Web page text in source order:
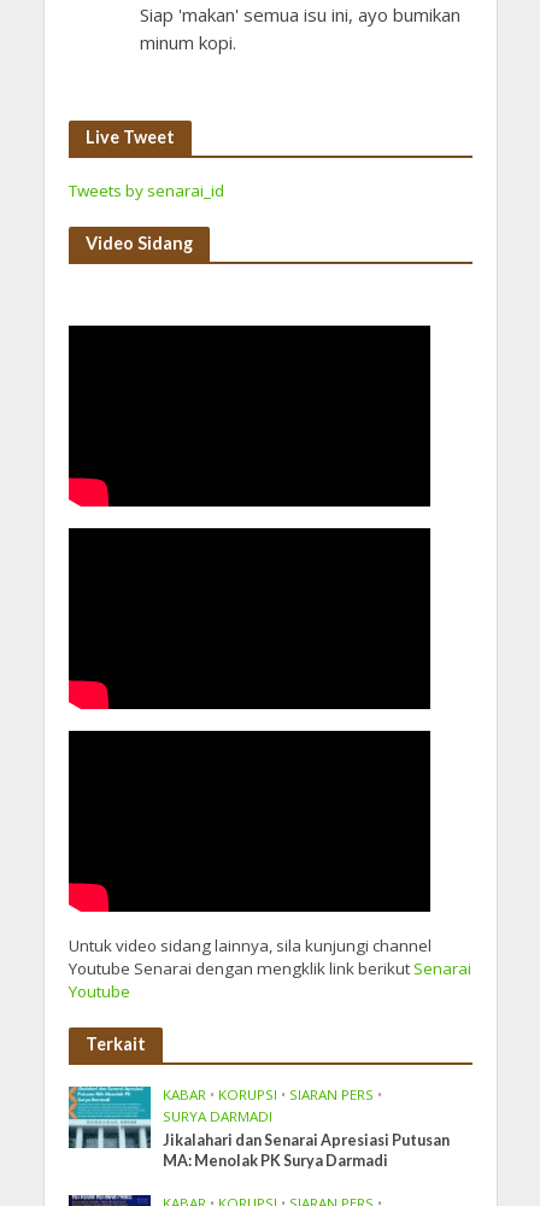
Siap 'makan' semua isu ini, ayo bumikan
minum kopi.
Live Tweet
Tweets by senarai_id
Video Sidang
Untuk video sidang lainnya, sila kunjungi channel
Youtube Senarai dengan mengklik link berikutSenarai
Youtube
Terkait
KABAR • KORUPSI • SIARAN PERS •
SURYA DARMADI
Jikalahari dan Senarai Apresiasi Putusan
MA: Menolak PK Surya Darmadi